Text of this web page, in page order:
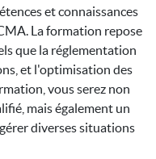
et connaissances
La formation repose
que la réglementation
et l'optimisation des
vous serez non
mais également un
diverses situations